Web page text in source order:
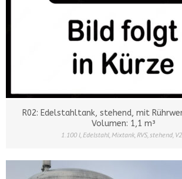
R02: Edelstahltank, stehend, mit
Volumen: 1,1 m³
1.100 l,Edelstahl,Mixtank,RVS,stehend,